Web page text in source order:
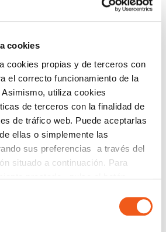
cookies
cookies propias y de terceros con
el correcto funcionamiento de la
utiliza cookies
de terceros con la finalidad de
de tráfico web. Puede aceptarlas
ellas o simplemente las
sus preferencias a través del
situado a continuación. Para
de cookies
política de cookies
EMPRENDEDORES